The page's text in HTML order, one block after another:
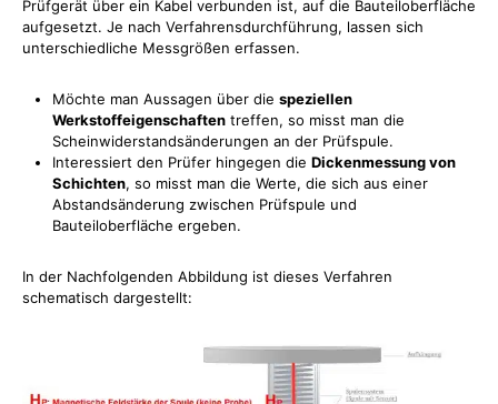
Prüfgerät über ein Kabel verbunden ist, auf die Bauteiloberfläche
aufgesetzt. Je nach Verfahrensdurchführung, lassen sich
unterschiedliche Messgrößen erfassen.
Möchte man Aussagen über die speziellen
Werkstoffeigenschaften treffen, so misst man die
Scheinwiderstandsänderungen an der Prüfspule.
Interessiert den Prüfer hingegen die Dickenmessung von
Schichten, so misst man die Werte, die sich aus einer
Abstandsänderung zwischen Prüfspule und
Bauteiloberfläche ergeben.
In der Nachfolgenden Abbildung ist dieses Verfahren
schematisch dargestellt: